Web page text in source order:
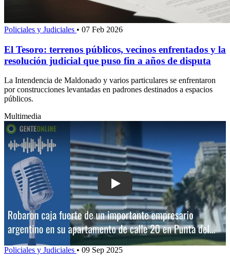
Policiales y Judiciales • 07 Feb 2026
El Tesoro: terrenos públicos, vecinos enfrentados y la
resolución judicial que puso fin a años de disputa
La Intendencia de Maldonado y varios particulares se enfrentaron
por construcciones levantadas en padrones destinados a espacios
públicos.
Multimedia
Play: Robaron caja fuerte de un
Policiales y Judiciales • 09 Sep 2025